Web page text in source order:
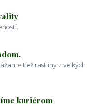
tiež rastliny z veľkých
kuriérom